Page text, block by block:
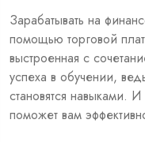
Зарабатывать на
помощью торговой
выстроенная с
успеха в обучении,
становятся навыками.
поможет вам